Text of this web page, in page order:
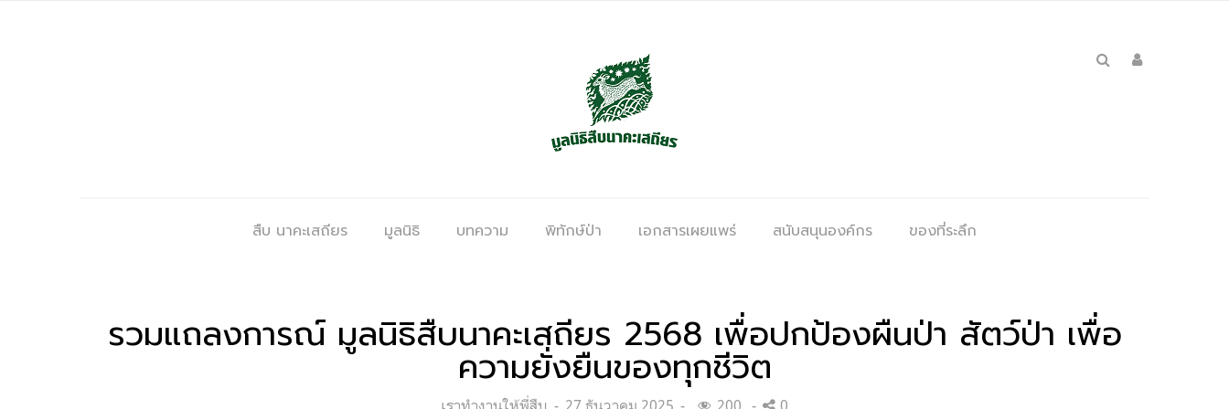
สืบ นาคะเสถียร มูลนิธิ บทความ พิทักษ์ป่า เอกสารเผยแพร่ สนับสนุนองค์กร ของที่ระลึก
รวมแถลงการณ์ มูลนิธิสืบนาคะเสถียร 2568 เพื่อปกป้องผืนป่า สัตว์ป่า เพื่อ
ความยั่งยืนของทุกชีวิต
Categories:
เราทำงานให้พี่สืบ Posted
27 ธันวาคม 2025 200 0